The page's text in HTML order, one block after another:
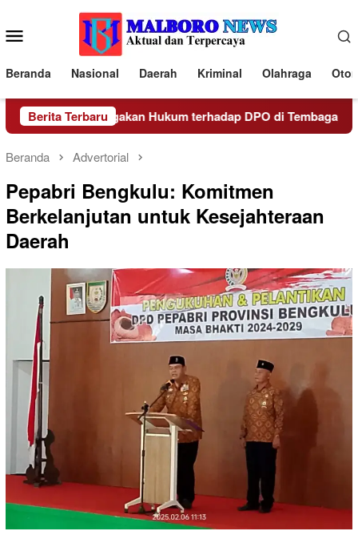
konten
Menu
Mobile
Beranda Nasional Daerah Kriminal Olahraga
Berita Terbaru
Penegakan Hukum terhadap DPO di Tembagapura
Beranda Advertorial
Pepabri Bengkulu: Komitmen
Berkelanjutan untuk Kesejahteraan
Daerah